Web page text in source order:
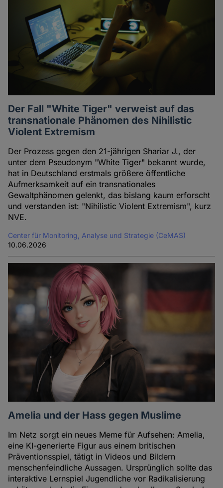
Der Fall "White Tiger" verweist auf das
transnationale Phänomen des Nihilistic
Violent Extremism
Der Prozess gegen den 21-jährigen Shariar J., der
unter dem Pseudonym "White Tiger" bekannt wurde,
hat in Deutschland erstmals größere öffentliche
Aufmerksamkeit auf ein transnationales
Gewaltphänomen gelenkt, das bislang kaum erforscht
und verstanden ist: "Nihilistic Violent Extremism", kurz
NVE.
Center für Monitoring, Analyse und Strategie (CeMAS)
10.06.2026
Amelia und der Hass gegen Muslime
Im Netz sorgt ein neues Meme für Aufsehen: Amelia,
eine KI-generierte Figur aus einem britischen
Präventionsspiel, tätigt in Videos und Bildern
menschenfeindliche Aussagen. Ursprünglich sollte das
interaktive Lernspiel Jugendliche vor Radikalisierung